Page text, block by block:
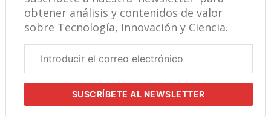
obtener análisis y contenidos de valor
sobre Tecnología, Innovación y Ciencia.
electrónico
SUSCRÍBETEAL NEWSLETTER